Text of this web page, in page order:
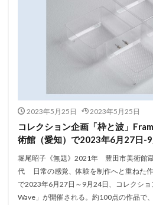
2023年5月25日 2023年5月25日
コレクション企画「枠と波」
術館（愛知）で2023年6月27日-
堀尾昭子《無題》2021年 豊田市美術館
代 日常の感覚、体験を制作へと重ねた
で2023年6月27日～9月24日、コレクショ
Wave」が開催される。約100点の作品で